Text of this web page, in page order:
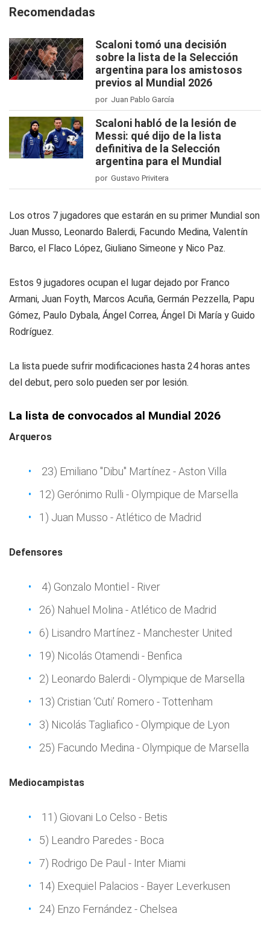
Recomendadas
Scaloni tomó una decisión
sobre la lista de la Selección
argentina para los amistosos
previos al Mundial 2026
por Juan Pablo García
Scaloni habló de la lesión de
Messi: qué dijo de la lista
definitiva de la Selección
argentina para el Mundial
por Gustavo Privitera
Los otros 7 jugadores que estarán en su primer Mundial son
Juan Musso, Leonardo Balerdi, Facundo Medina, Valentín
Barco, el Flaco López, Giuliano Simeone y Nico Paz.
Estos 9 jugadores ocupan el lugar dejado por Franco
Armani, Juan Foyth, Marcos Acuña, Germán Pezzella, Papu
Gómez, Paulo Dybala, Ángel Correa, Ángel Di María y Guido
Rodríguez.
La lista puede sufrir modificaciones hasta 24 horas antes
del debut, pero solo pueden ser por lesión.
La lista de convocados al Mundial 2026
Arqueros
23) Emiliano "Dibu" Martínez - Aston Villa
12) Gerónimo Rulli - Olympique de Marsella
1) Juan Musso - Atlético de Madrid
Defensores
4) Gonzalo Montiel - River
26) Nahuel Molina - Atlético de Madrid
6) Lisandro Martínez - Manchester United
19) Nicolás Otamendi - Benfica
2) Leonardo Balerdi - Olympique de Marsella
13) Cristian ‘Cuti’ Romero - Tottenham
3) Nicolás Tagliafico - Olympique de Lyon
25) Facundo Medina - Olympique de Marsella
Mediocampistas
11) Giovani Lo Celso - Betis
5) Leandro Paredes - Boca
7) Rodrigo De Paul - Inter Miami
14) Exequiel Palacios - Bayer Leverkusen
24) Enzo Fernández - Chelsea